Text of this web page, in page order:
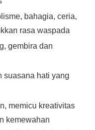
bahagia, ceria,
rasa waspada
gembira dan
suasana hati yang
memicu kreativitas
kemewahan